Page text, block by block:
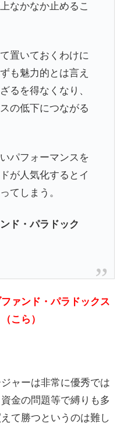
なかなか止めるこ
置いておくわけに
も魅力的とは言え
るを得なくなり、
の低下につながる
パフォーマンスを
が人気化するとイ
てしまう。
ド・パラドック
ァンド・パラドックス
こら）
ャーは非常に優秀では
金の問題等で縛りも多
て勝つというのは難し